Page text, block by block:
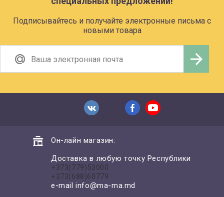
Подписывайтесь и получайте электронные письма с
новыми товара
Он-лайн магазин:
Доставка в любую точку Республики
+373(779)53000
+373(688)60779
e-mailinfo@ma-ma.md